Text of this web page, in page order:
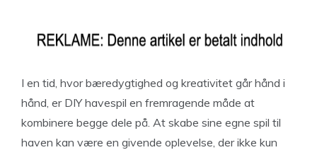
I en tid, hvor bæredygtighed og kreativitet går hånd i
hånd, er DIY havespil en fremragende måde at
kombinere begge dele på. At skabe sine egne spil til
haven kan være en givende oplevelse, der ikke kun